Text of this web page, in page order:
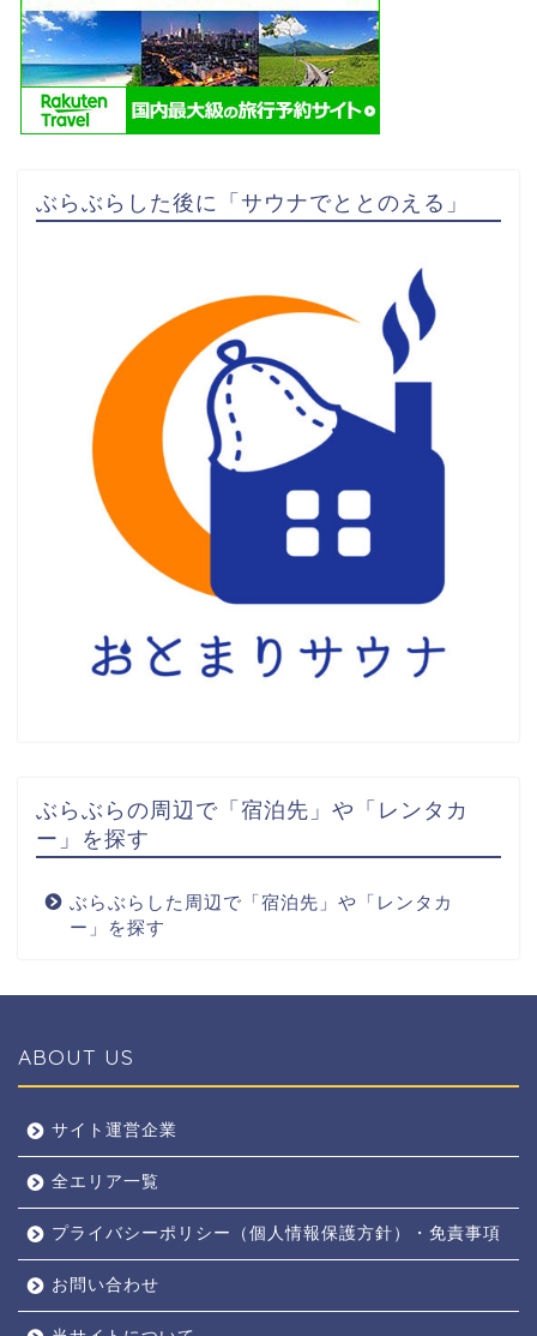
ぶらぶらした後に「サウナでととのえる」
ぶらぶらの周辺で「宿泊先」や「レンタカ
ー」を探す
ぶらぶらした周辺で「宿泊先」や「レンタカ
ー」を探す
ABOUT US
サイト運営企業
全エリア一覧
プライバシーポリシー（個人情報保護方針）・免責事項
お問い合わせ
奈良